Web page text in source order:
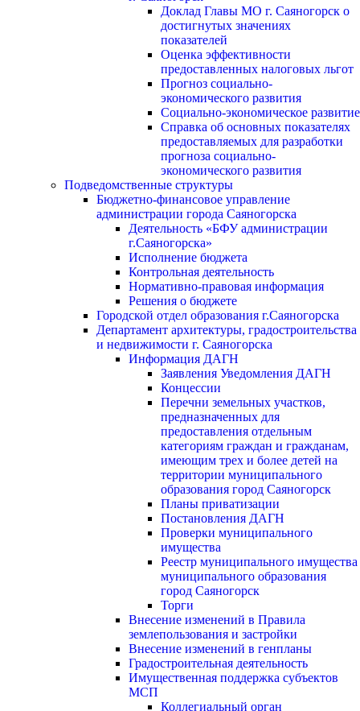
Доклад Главы МО г. Саяногорск о
достигнутых значениях
показателей
Оценка эффективности
предоставленных налоговых льгот
Прогноз социально-
экономического развития
Социально-экономическое развитие
Справка об основных показателях
предоставляемых для разработки
прогноза социально-
экономического развития
Подведомственные структуры
Бюджетно-финансовое управление
администрации города Саяногорска
Деятельность «БФУ администрации
г.Саяногорска»
Исполнение бюджета
Контрольная деятельность
Нормативно-правовая информация
Решения о бюджете
Городской отдел образования г.Саяногорска
Департамент архитектуры, градостроительства
и недвижимости г. Саяногорска
Информация ДАГН
Заявления Уведомления ДАГН
Концессии
Перечни земельных участков,
предназначенных для
предоставления отдельным
категориям граждан и гражданам,
имеющим трех и более детей на
территории муниципального
образования город Саяногорск
Планы приватизации
Постановления ДАГН
Проверки муниципального
имущества
Реестр муниципального имущества
муниципального образования
город Саяногорск
Торги
Внесение изменений в Правила
землепользования и застройки
Внесение изменений в генпланы
Градостроительная деятельность
Имущественная поддержка субъектов
МСП
Коллегиальный орган